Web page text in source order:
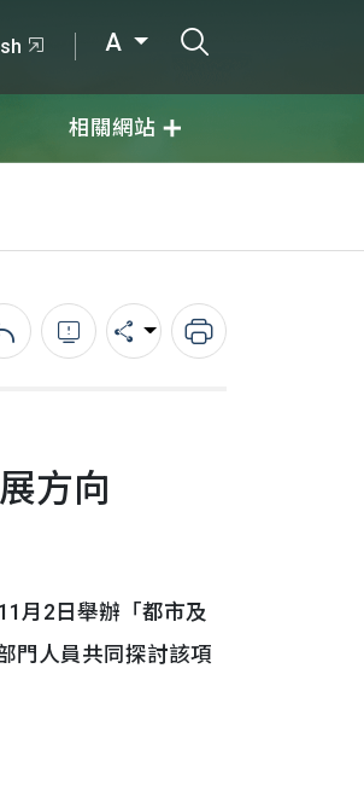
A
相關網站
回上一頁錯誤回報分享 列印
方向
月2日舉辦「都市及
門人員共同探討該項